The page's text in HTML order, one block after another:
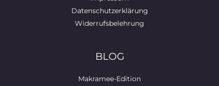
Datenschutzerklärung
Widerrufsbelehrung
BLOG
Makramee-Edition